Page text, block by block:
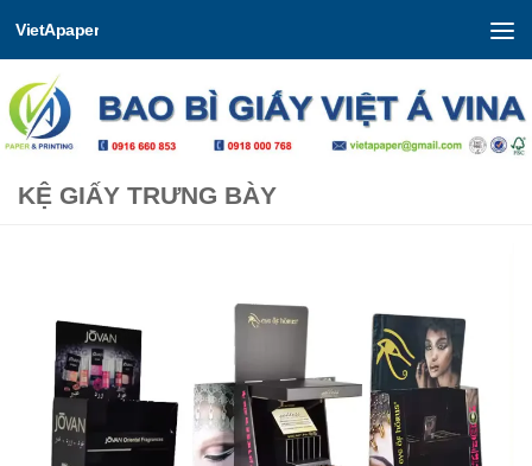
Skip to content
VietApaper
KỆ GIẤY TRƯNG BÀY